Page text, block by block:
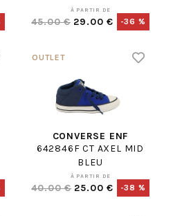
À PARTIR DE
45.00 € 29.00 € -36 %
CONVERSE ENF
642846F CT AXEL MID
BLEU
À PARTIR DE
40.00 € 25.00 € -38 %